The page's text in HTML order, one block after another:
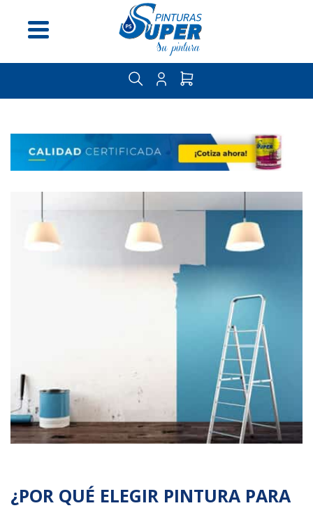
Inicio
Nosotros
pintor
Madera
Línea
Arquitectónica
Línea
¿POR QUÉ ELEGIR PINTURA PARA